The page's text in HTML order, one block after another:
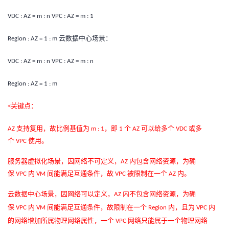
VDC : AZ = m : n VPC : AZ = m : 1
Region : AZ = 1 : m 云数据中心场景：
VDC : AZ = m : n VPC : AZ = m : n
Region : AZ = 1 : m
<关键点：
AZ 支持复用，故比例基值为 m : 1 ，即 1 个 AZ 可以给多个 VDC 或多
个 VPC 使用。
服务器虚拟化场景，因网络不可定义， AZ 内包含网络资源，为确
保 VPC 内 VM 间能满足互通条件，故 VPC 被限制在一个 AZ 内。
云数据中心场景，因网络可以定义， AZ 内不包含网络资源，为确
保 VPC 内 VM 间能满足互通条件，故限制在一个 Region 内，且为 VPC 内
的网络增加所属物理网络属性，一个 VPC 网络只能属于一个物理网络